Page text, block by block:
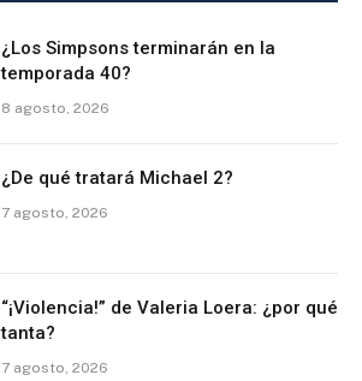
¿Los Simpsons terminarán en la
temporada 40?
8 agosto, 2026
¿De qué tratará Michael 2?
7 agosto, 2026
“¡Violencia!” de Valeria Loera: ¿por qué
tanta?
7 agosto, 2026